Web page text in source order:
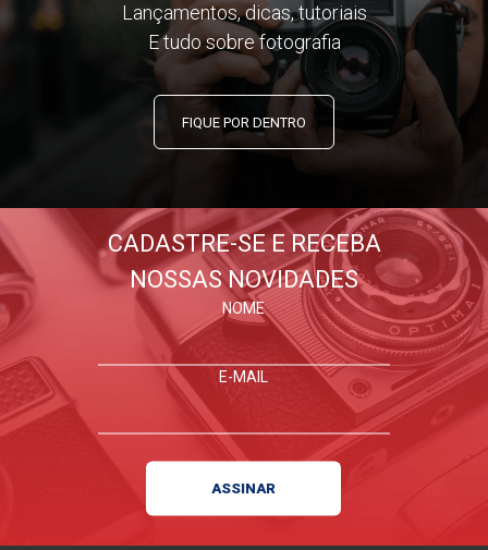
Lançamentos, dicas, tutoriais
E tudo sobre fotografia
FIQUE POR DENTRO
CADASTRE-SE E RECEBA
NOSSAS NOVIDADES
NOME
E-MAIL